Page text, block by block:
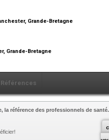
Grande-Bretagne
Grande-Bretagne
Références
la référence des professionnels de santé.